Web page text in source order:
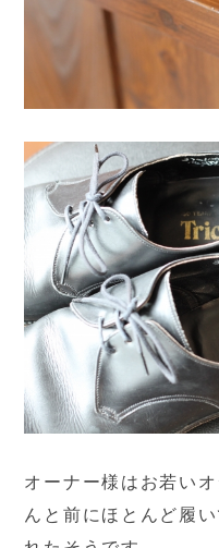
オーナー様はお若い
んと前にほとんど履